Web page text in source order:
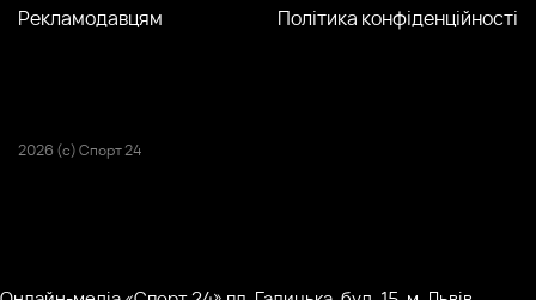
Рекламодавцям
Політика конфіденційності
2026 (с) Спорт 24